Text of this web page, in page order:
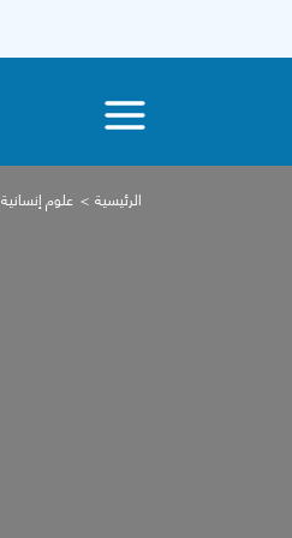
الرئيسية علوم إنسانية